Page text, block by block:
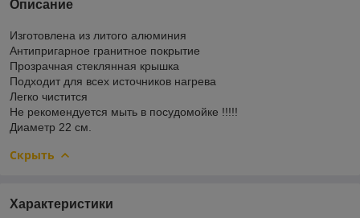
Описание
Изготовлена из литого алюминия
Антипригарное гранитное покрытие
Прозрачная стеклянная крышка
Подходит для всех источников нагрева
Легко чистится
Не рекомендуется мыть в посудомойке !!!!!
Диаметр 22 см.
Скрыть
Характеристики